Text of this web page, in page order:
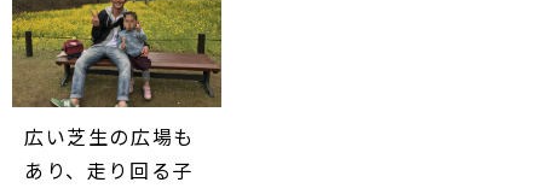
広い芝生の広場も
あり、走り回る子